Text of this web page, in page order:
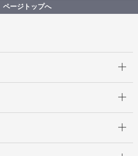
ーザル方式】栄水再生センター等緑地
保全業務委託
ページトップへ